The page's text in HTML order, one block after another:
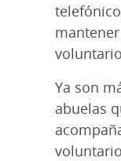
Ya son
abuelas